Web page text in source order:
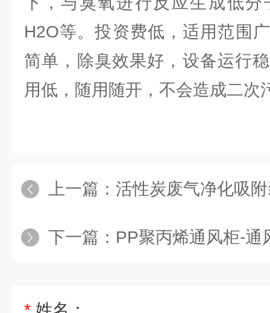
H2O等。投资费低，适用范围
简单，除臭效果好，设备运行
用低，随用随开，不会造成二次
上一篇： 活性炭废气净化吸
下一篇： PP聚丙烯通风柜-通